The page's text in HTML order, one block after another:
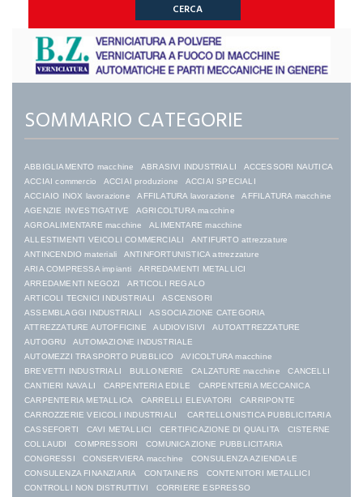
SOMMARIO CATEGORIE
ABBIGLIAMENTO macchine ABRASIVI INDUSTRIALI
ACCESSORI NAUTICA
ACCIAI commercio
ACCIAI produzione
ACCIAI SPECIALI
ACCIAIO INOX lavorazione
AFFILATURA lavorazione
AFFILATURA macchine
AGENZIE INVESTIGATIVE
AGRICOLTURA macchine
AGROALIMENTARE macchine
ALIMENTARE macchine
ALLESTIMENTI VEICOLI COMMERCIALI
ANTIFURTO attrezzature
ANTINCENDIO materiali
ANTINFORTUNISTICA attrezzature
ARIA COMPRESSA impianti
ARREDAMENTI METALLICI
ARREDAMENTI NEGOZI
ARTICOLI REGALO
ARTICOLI TECNICI INDUSTRIALI
ASCENSORI
ASSEMBLAGGI INDUSTRIALI
ASSOCIAZIONE CATEGORIA
ATTREZZATURE AUTOFFICINE
AUDIOVISIVI
AUTOATTREZZATURE
AUTOGRU
AUTOMAZIONE INDUSTRIALE
AUTOMEZZI TRASPORTO PUBBLICO
AVICOLTURA macchine
BREVETTI INDUSTRIALI
BULLONERIE CALZATURE macchine
CANCELLI
CANTIERI NAVALI
CARPENTERIA EDILE
CARPENTERIA MECCANICA
CARPENTERIA METALLICA
CARRELLI ELEVATORI
CARRIPONTE
CARROZZERIE VEICOLI INDUSTRIALI
CARTELLONISTICA PUBBLICITARIA
CASSEFORTI
CAVI METALLICI CERTIFICAZIONE DI QUALITA
CISTERNE
COLLAUDI
COMPRESSORI
COMUNICAZIONE PUBBLICITARIA
CONGRESSI
CONSERVIERA macchine
CONSULENZA AZIENDALE
CONSULENZA FINANZIARIA
CONTAINERS
CONTENITORI METALLICI
CONTROLLI NON DISTRUTTIVI
CORRIERE ESPRESSO